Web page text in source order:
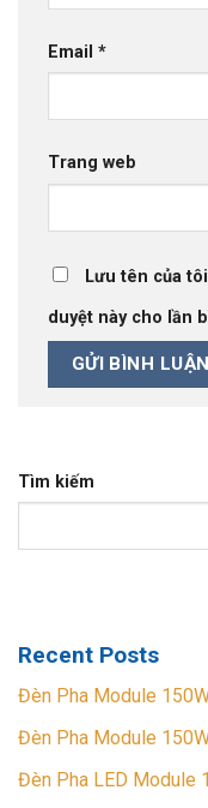
Email *
Trang web
Lưu tên của
duyệt này cho lần
Tìm kiếm
Recent Posts
Đèn Pha Module
Đèn Pha Module
Đèn Pha LED Module